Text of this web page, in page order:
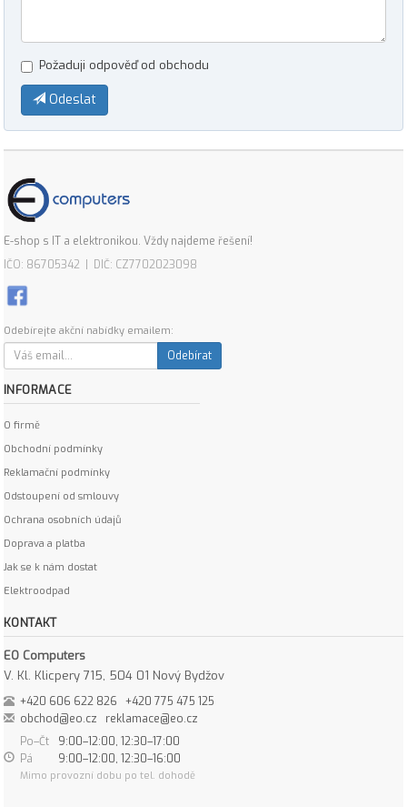
Požaduji odpověď od obchodu
Odeslat
E-shop s IT a elektronikou. Vždy najdeme řešení!
IČO: 86705342 | DIČ: CZ7702023098
Odebírejte akční nabídky emailem:
Odebírat
INFORMACE
O firmě
Obchodní podmínky
Reklamační podmínky
Odstoupení od smlouvy
Ochrana osobních údajů
Doprava a platba
Jak se k nám dostat
Elektroodpad
KONTAKT
EO Computers
V. Kl. Klicpery 715, 504 01 Nový Bydžov
+420 606 622 826
+420 775 475 125
obchod@eo.cz
reklamace@eo.cz
Po–Čt
9:00–12:00, 12:30–17:00
Pá
9:00–12:00, 12:30–16:00
Mimo provozní dobu po tel. dohodě